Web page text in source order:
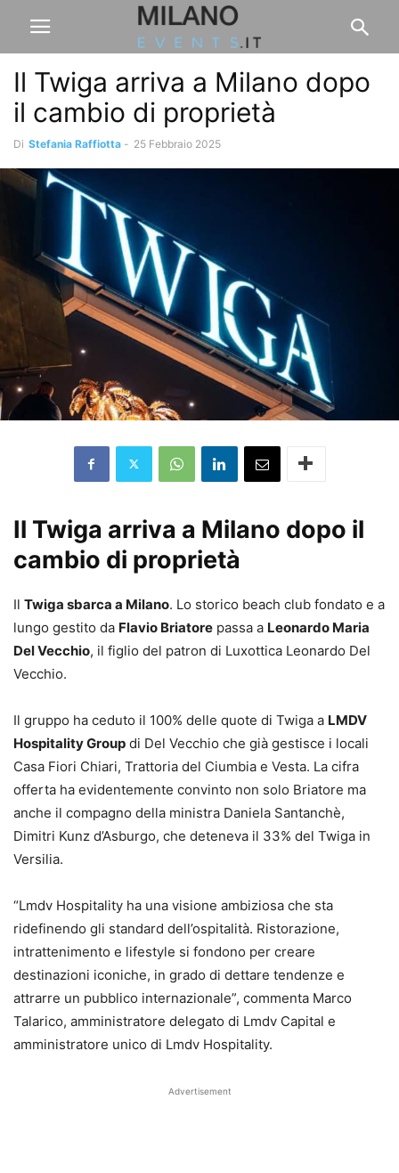
Il Twiga arriva a Milano dopo
il cambio di proprietà
Di Stefania Raffiotta - 25 Febbraio 2025
Il Twiga arriva a Milano dopo il
cambio di proprietà
Il Twiga sbarca a Milano. Lo storico beach club fondato e a
lungo gestito da Flavio Briatore passa a Leonardo Maria
Del Vecchio, il figlio del patron di Luxottica Leonardo Del
Vecchio.
Il gruppo ha ceduto il 100% delle quote di Twiga a LMDV
Hospitality Group di Del Vecchio che già gestisce i locali
Casa Fiori Chiari, Trattoria del Ciumbia e Vesta. La cifra
offerta ha evidentemente convinto non solo Briatore ma
anche il compagno della ministra Daniela Santanchè,
Dimitri Kunz d’Asburgo, che deteneva il 33% del Twiga in
Versilia.
“Lmdv Hospitality ha una visione ambiziosa che sta
ridefinendo gli standard dell’ospitalità. Ristorazione,
intrattenimento e lifestyle si fondono per creare
destinazioni iconiche, in grado di dettare tendenze e
attrarre un pubblico internazionale”, commenta Marco
Talarico, amministratore delegato di Lmdv Capital e
amministratore unico di Lmdv Hospitality.
Advertisement